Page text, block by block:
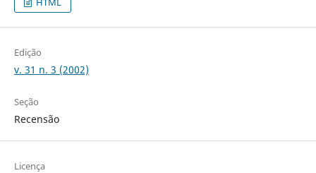
Edição
v. 31 n. 3 (2002)
Seção
Recensão
Licença